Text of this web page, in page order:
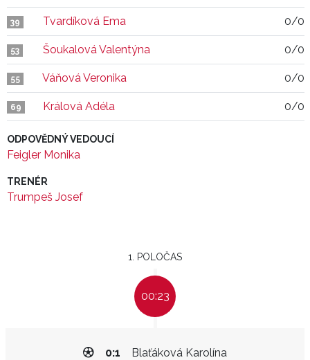
39 Tvardíková Ema 0/0
53 Šoukalová Valentýna 0/0
55 Váňová Veronika 0/0
69 Králová Adéla 0/0
ODPOVĚDNÝ VEDOUCÍ
Feigler Monika
TRENÉR
Trumpeš Josef
1. POLOČAS
00:23
Blaťáková Karolína
0:1